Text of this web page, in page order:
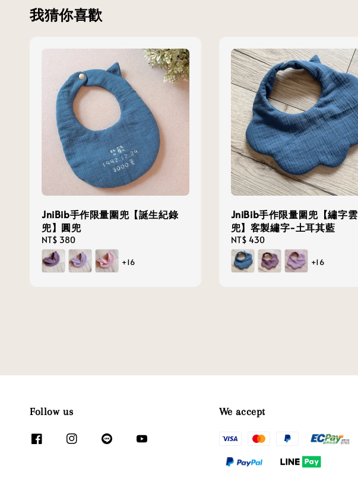
我猜你喜歡
JniBib手作限量圍兜【誕生紀錄
兜】圓兜
Regular
price
NT$ 380
+16
JniBib手作限量圍兜【繡字雲
兜】客製繡字-土耳其藍
Regular
price
NT$ 430
+16
Follow us We accept